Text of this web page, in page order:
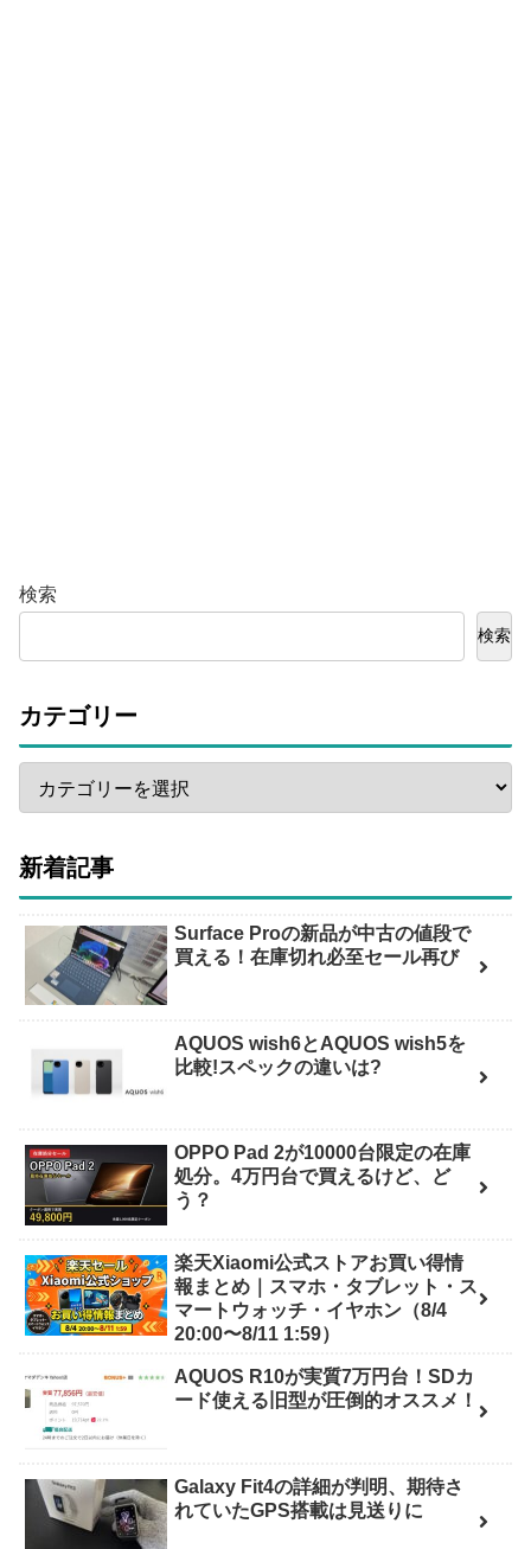
検索
検索
カテゴリー
新着記事
Surface Proの新品が中古の値段で
買える！在庫切れ必至セール再び
AQUOS wish6とAQUOS wish5を
比較!スペックの違いは?
OPPO Pad 2が10000台限定の在庫
処分。4万円台で買えるけど、ど
う？
楽天Xiaomi公式ストアお買い得情
報まとめ｜スマホ・タブレット・ス
マートウォッチ・イヤホン（8/4
20:00〜8/11 1:59）
AQUOS R10が実質7万円台！SDカ
ード使える旧型が圧倒的オススメ！
Galaxy Fit4の詳細が判明、期待さ
れていたGPS搭載は見送りに